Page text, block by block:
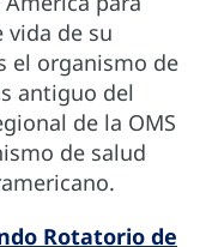
vida de su
el organismo de
antiguo del
de la OMS
de salud
Rotatorio de